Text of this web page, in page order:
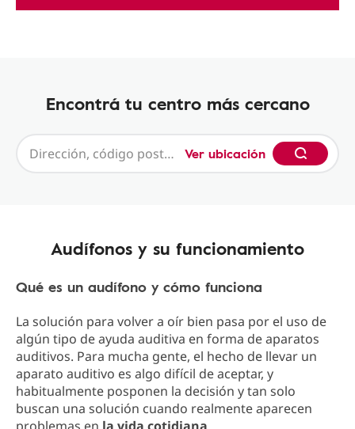
Encontrá tu centro más cercano
Ver ubicación
Audífonos y su funcionamiento
Qué es un audífono y cómo funciona
La solución para volver a oír bien pasa por el uso de
algún tipo de ayuda auditiva en forma de aparatos
auditivos. Para mucha gente, el hecho de llevar un
aparato auditivo es algo difícil de aceptar, y
habitualmente posponen la decisión y tan solo
buscan una solución cuando realmente aparecen